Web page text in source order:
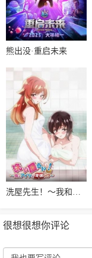
熊出没·重启未来
很想很想你评论